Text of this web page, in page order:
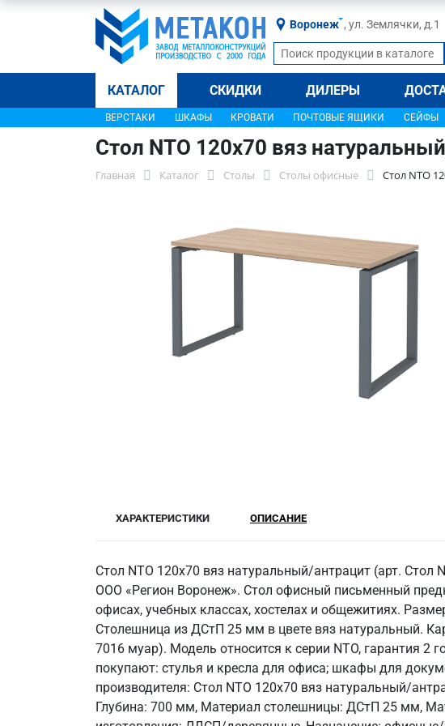
Воронеж , ул. Землячки, д.1
КАТАЛОГ СКИДКИ ДИЛЕРЫ
ВЕРСТАКИ ШКАФЫ КРОВАТИ ПОЧТОВЫЕ ЯЩИКИ СЕЙФЫ
Стол NTO 120x70 вяз
Главная Каталог Столы Столы офисные Стол NTO
ХАРАКТЕРИСТИКИ ОПИСАНИЕ
Стол NTO 120x70 вяз натуральный/антрацит (арт. Стол
ООО «Регион Воронеж». Стол офисный письменный
офисах, учебных классах, хостелах и общежитиях.
Столешница из ДСтП 25 мм в цвете вяз натуральный.
7016 муар). Модель относится к серии NTO, гарантия 2
покупают: стулья и кресла для офиса; шкафы для
производителя: Стол NTO 120x70 вяз натуральный/
Глубина: 700 мм, Материал столешницы: ДСтП 25 мм,